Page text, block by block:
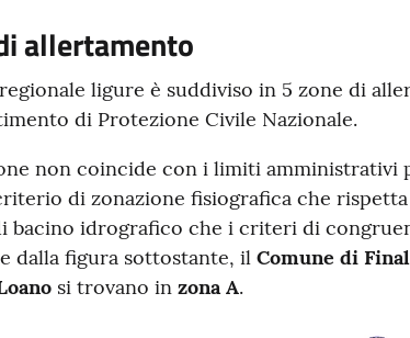
allertamento
ligure è suddiviso in 5 zone di
di Protezione Civile Nazionale.
non coincide con i limiti amministrativi
di zonazione fisiografica che
idrografico che i criteri di
dalla figura sottostante, il Comune di
si trovano in zona A.